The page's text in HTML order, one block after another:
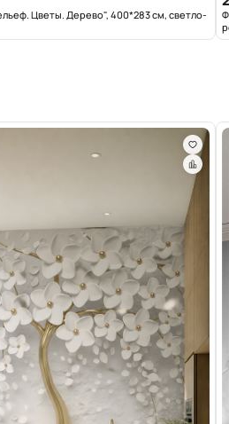
Цветы. Дерево", 400*283 см, светло-